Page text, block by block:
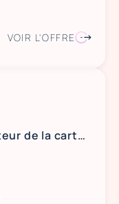
VOIR L'OFFRE
Guide conférencier ( détenteur de la carte) - BORDEAUX